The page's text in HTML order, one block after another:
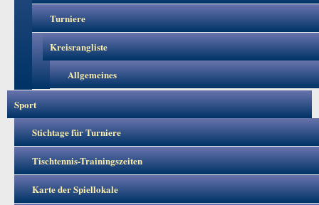
Turniere
Kreisrangliste
Allgemeines
Sport
Stichtage für Turniere
Tischtennis-Trainingszeiten
Karte der Spiellokale